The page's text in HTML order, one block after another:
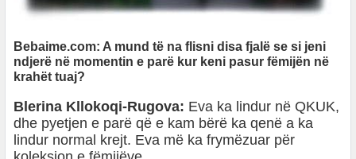
Bebaime.com: A mund të na flisni disa fjalë se si jeni
ndjerë në momentin e parë kur keni pasur fëmijën në
krahët tuaj?
Blerina Kllokoqi-Rugova: Eva ka lindur në QKUK,
dhe pyetjen e parë që e kam bërë ka qenë a ka
lindur normal krejt. Eva më ka frymëzuar për